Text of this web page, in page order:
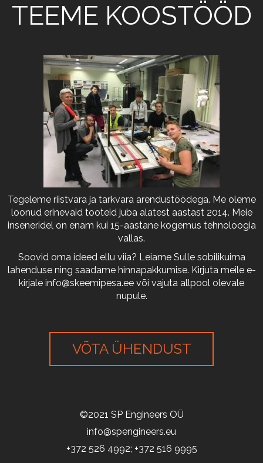
TEEME KOOSTÖÖD
Tegeleme riistvara ja tarkvara arendustöödega. Me oleme
loonud erinevaid tooteid juba alatest aastast 2014. Meie
inseneridel on enam kui 15-aastane kogemus tehnoloogia
vallas.
Soovid oma ideed ellu viia? Leiame Sulle sobilikuima
lahenduse ning saadame hinnapakkumise. Kirjuta meile e-
kirjale info@skeemipesa.ee või vajuta allpool olevale
nupule.
VÕTA ÜHENDUST
©2021 SP Engineers OÜ
info@spengineers.eu
+372 526 4992; +372 516 9995